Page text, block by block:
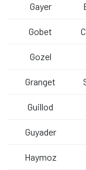
Gayer
Gobet
Gozel
Granget
Guillod
Guyader
Haymoz